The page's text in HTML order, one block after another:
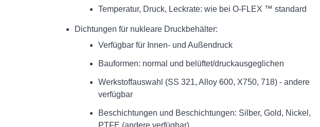
Temperatur, Druck, Leckrate: wie bei O-FLEX ™ standard
Dichtungen für nukleare Druckbehälter:
Verfügbar für Innen- und Außendruck
Bauformen: normal und belüftet/druckausgeglichen
Werkstoffauswahl (SS 321, Alloy 600, X750, 718) - andere
verfügbar
Beschichtungen und Beschichtungen: Silber, Gold, Nickel,